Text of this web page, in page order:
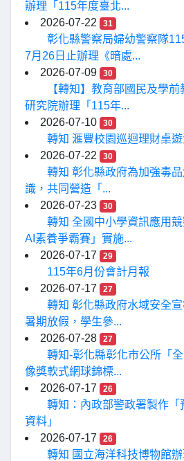
辦理「115年度臺北...
2026-07-22
31
彰化縣警察局婦幼警察隊
7月26日止辦理《暗處...
2026-07-09
30
【轉知】教育部國民及學
研究院辦理「115年...
2026-07-10
30
轉知 滙豐校園巡迴理財桌
2026-07-22
30
轉知 彰化縣政府為加強毒
識，共同營造「...
2026-07-23
30
轉知 全國中小學資訊應用
AI素養爭霸賽」實施...
2026-07-17
29
115年6月份會計月報
2026-07-17
27
轉知 彰化縣政府水域安全
暑期放假，學生參...
2026-07-28
27
轉知-彰化縣彰化市公所「
像獎軟式網球錦標...
2026-07-17
26
轉知：內政部警政署製作「
資料」
2026-07-17
26
轉知 國立海洋科技博物館